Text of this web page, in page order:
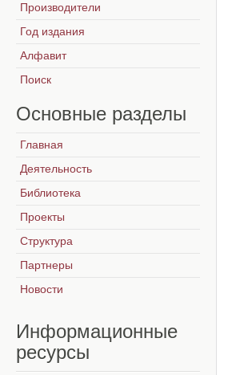
Производители
Год издания
Алфавит
Поиск
Основные разделы
Главная
Деятельность
Библиотека
Проекты
Структура
Партнеры
Новости
Информационные
ресурсы